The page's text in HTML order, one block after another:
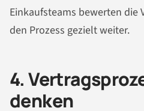
Einkaufsteams bewerten die
den Prozess gezielt weiter.
4.
denken